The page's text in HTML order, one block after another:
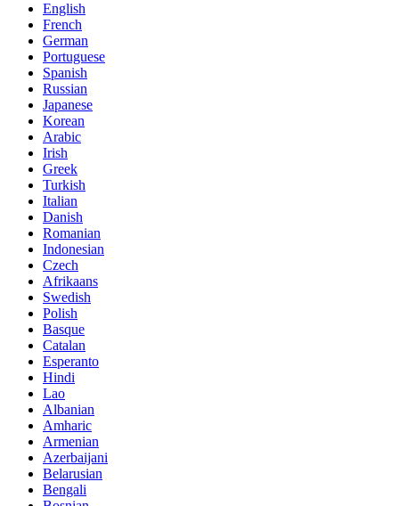
English
French
German
Portuguese
Spanish
Russian
Japanese
Korean
Arabic
Irish
Greek
Turkish
Italian
Danish
Romanian
Indonesian
Czech
Afrikaans
Swedish
Polish
Basque
Catalan
Esperanto
Hindi
Lao
Albanian
Amharic
Armenian
Azerbaijani
Belarusian
Bengali